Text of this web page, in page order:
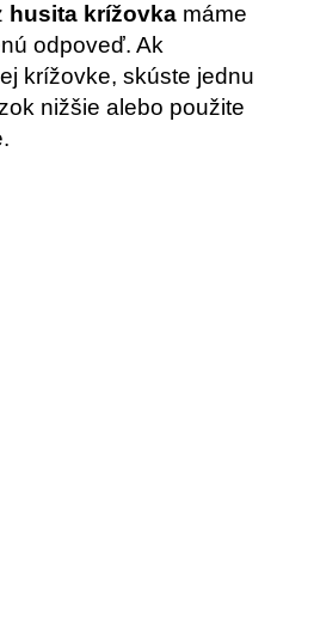
husita krížovka máme
odpoveď. Ak
krížovke, skúste jednu
nižšie alebo použite